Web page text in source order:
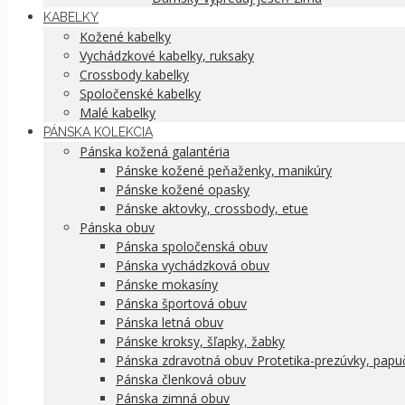
KABELKY
Kožené kabelky
Vychádzkové kabelky, ruksaky
Crossbody kabelky
Spoločenské kabelky
Malé kabelky
PÁNSKA KOLEKCIA
Pánska kožená galantéria
Pánske kožené peňaženky, manikúry
Pánske kožené opasky
Pánske aktovky, crossbody, etue
Pánska obuv
Pánska spoločenská obuv
Pánska vychádzková obuv
Pánske mokasíny
Pánska športová obuv
Pánska letná obuv
Pánske kroksy, šľapky, žabky
Pánska zdravotná obuv Protetika-prezúvky,
Pánska členková obuv
Pánska zimná obuv